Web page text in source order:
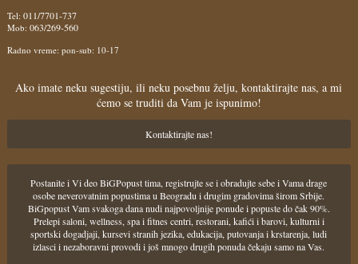
Tel: 011/7701-737
Mob: 063/269-560
Radno vreme: pon-sub: 10-17
Ako imate neku sugestiju, ili neku posebnu želju, kontaktirajte nas, a mi
ćemo se truditi da Vam je ispunimo!
Kontaktirajte nas!
Postanite i Vi deo BiGPopust tima, registrujte se i obradujte sebe i Vama drage
osobe neverovatnim popustima u Beogradu i drugim gradovima širom Srbije.
BiGpopust Vam svakoga dana nudi najpovoljnije ponude i popuste do čak 90%.
Prelepi saloni, wellness, spa i fitnes centri, restorani, kafići i barovi, kulturni i
sportski dogadjaji, kursevi stranih jezika, edukacija, putovanja i krstarenja, ludi
izlasci i nezaboravni provodi i još mnogo drugih ponuda čekaju samo na Vas.